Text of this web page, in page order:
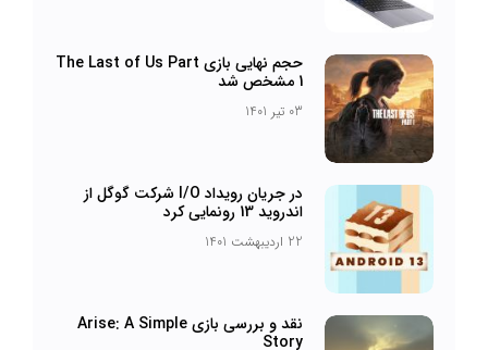
حجم نهایی بازی The Last of Us Part
1 مشخص شد
03 تیر 1401
در جریان رویداد I/O شرکت گوگل از
اندروید 13 رونمایی کرد
22 اردیبهشت 1401
نقد و بررسی بازی Arise: A Simple
Story